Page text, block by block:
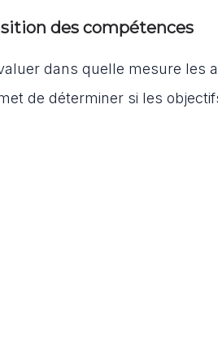
des compétences
dans quelle mesure
de déterminer si les